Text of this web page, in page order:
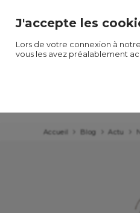
Accueil Blog Actu
J'accepte les
Lors de votre connexion à
vous les avez préalablement